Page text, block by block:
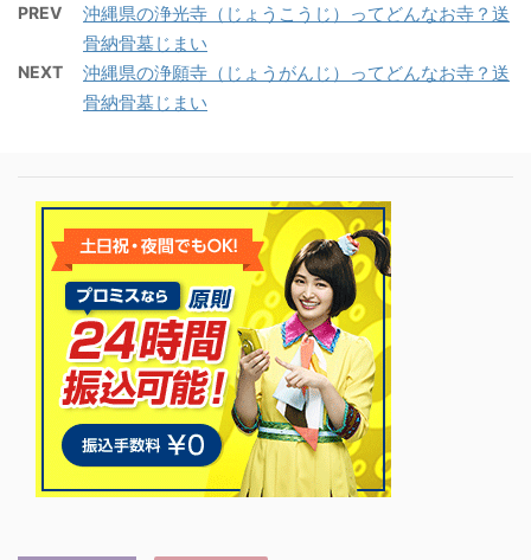
PREV
沖縄県の浄光寺（じょうこうじ）ってどんなお寺？送
骨納骨墓じまい
NEXT
沖縄県の浄願寺（じょうがんじ）ってどんなお寺？送
骨納骨墓じまい